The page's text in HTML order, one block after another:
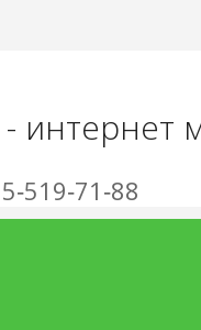
- интернет